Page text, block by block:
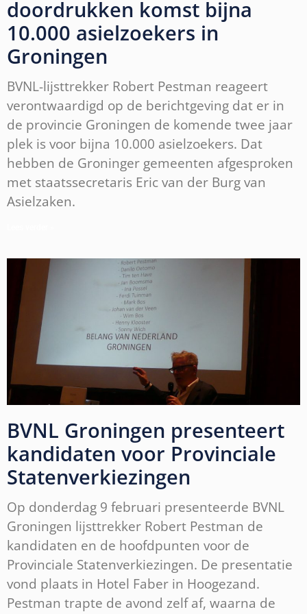
doordrukken komst bijna
10.000 asielzoekers in
Groningen
BVNL-lijsttrekker Robert Pestman reageert
verontwaardigd op de berichtgeving dat er in
de provincie Groningen de komende twee jaar
plek is voor bijna 10.000 asielzoekers. Dat
hebben de Groninger gemeenten afgesproken
met staatssecretaris Eric van der Burg van
Asielzaken.
BVNL Groningen presenteert
kandidaten voor Provinciale
Statenverkiezingen
Op donderdag 9 februari presenteerde BVNL
Groningen lijsttrekker Robert Pestman de
kandidaten en de hoofdpunten voor de
Provinciale Statenverkiezingen. De presentatie
vond plaats in Hotel Faber in Hoogezand.
Pestman trapte de avond zelf af, waarna de